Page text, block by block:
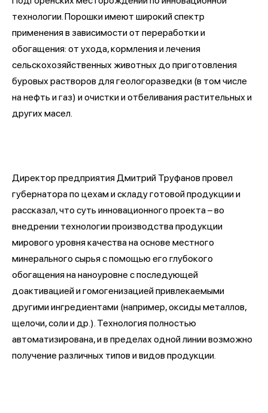
технологии. Порошки имеют широкий спектр
применения в зависимости от переработки и
обогащения: от ухода, кормления и лечения
сельскохозяйственных животных до приготовления
буровых растворов для геологоразведки (в том числе
на нефть и газ) и очистки и отбеливания растительных и
других масел.
Директор предприятия Дмитрий Труфанов провел
губернатора по цехам и складу готовой продукции и
рассказал, что суть инновационного проекта – во
внедрении технологии производства продукции
мирового уровня качества на основе местного
минерального сырья с помощью его глубокого
обогащения на наноуровне с последующей
доактивацией и гомогенизацией привлекаемыми
другими ингредиентами (например, оксиды металлов,
щелочи, соли и др.). Технология полностью
автоматизирована, и в пределах одной линии возможно
получение различных типов и видов продукции.